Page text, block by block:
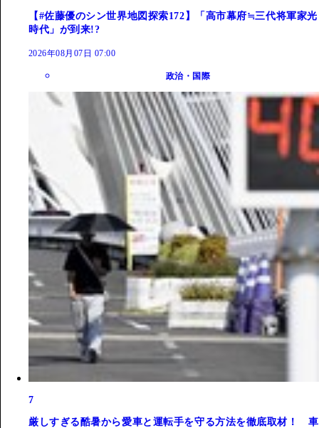
【#佐藤優のシン世界地図探索172】「高市幕府≒三代将軍家光
時代」が到来!?
2026年08月07日 07:00
政治・国際
7
厳しすぎる酷暑から愛車と運転手を守る方法を徹底取材！ 車